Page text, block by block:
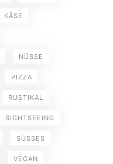
KÄSE
NÜSSE
PIZZA
RUSTIKAL
SIGHTSEEING
SÜSSES
VEGAN